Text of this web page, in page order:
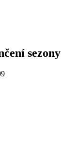
sezony